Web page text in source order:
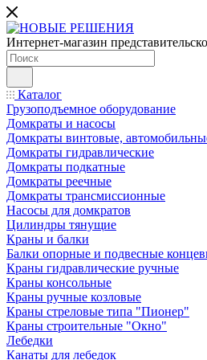
Интернет-магазин
Каталог
Грузоподъемное оборудование
Домкраты и насосы
Домкраты винтовые,
Домкраты гидравлические
Домкраты подкатные
Домкраты реечные
Домкраты трансмиссионные
Насосы для домкратов
Цилиндры тянущие
Краны и балки
Балки опорные и подвесные
Краны гидравлические ручные
Краны консольные
Краны ручные козловые
Краны стреловые типа "Пионер"
Краны строительные "Окно"
Лебедки
Канаты для лебедок